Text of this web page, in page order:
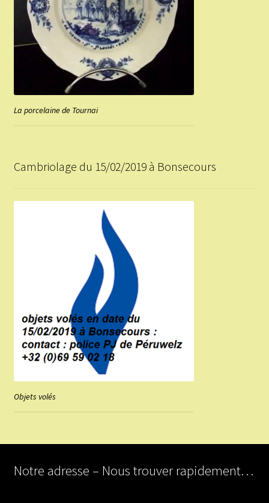
La porcelaine de Tournai
Cambriolage du 15/02/2019 à Bonsecours
Objets volés
Notre adresse – Nous trouver rapidement…